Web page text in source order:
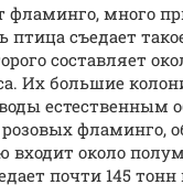
фламинго, много
съедает
составляет
Их большие
естественным
розовых фламинго,
входит около
почти 145 тонн